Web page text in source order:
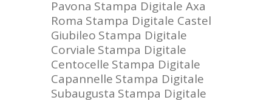
Pavona Stampa Digitale Axa
Roma Stampa Digitale Castel
Giubileo Stampa Digitale
Corviale Stampa Digitale
Centocelle Stampa Digitale
Capannelle Stampa Digitale
Subaugusta Stampa Digitale